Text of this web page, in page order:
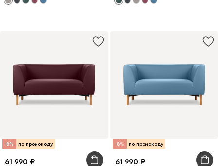
-8% по промокоду
61 990
-8% по промокоду
61 990